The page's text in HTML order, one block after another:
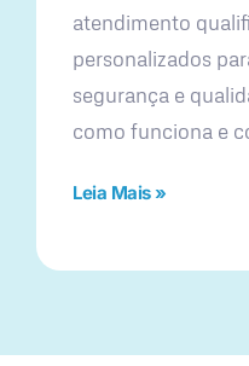
atendimento
personalizados
segurança e
como funciona e
Leia Mais »